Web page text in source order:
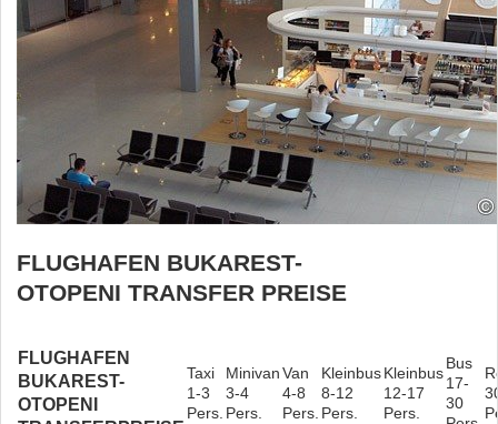
FLUGHAFEN BUKAREST-
OTOPENI TRANSFER PREISE
FLUGHAFEN
BUKAREST-
OTOPENI
Taxi
1-3
Pers.
Minivan
3-4
Pers.
Van
4-8
Pers.
Kleinbus
8-12
Pers.
Kleinbus
12-17
Pers.
Bus
17-
30